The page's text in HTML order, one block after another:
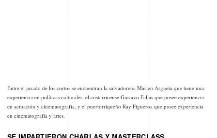
Entre el jurado de los cortos se encuentran la salvadoreña Marlen Argueta que tiene una
experiencia en políticas culturales, el costarricense Gustavo Fallas que posee experiencia
en actuación y cinematografía, y el puertorriqueño Ray Figueroa que posee experiencia
en cinematografía y artes.